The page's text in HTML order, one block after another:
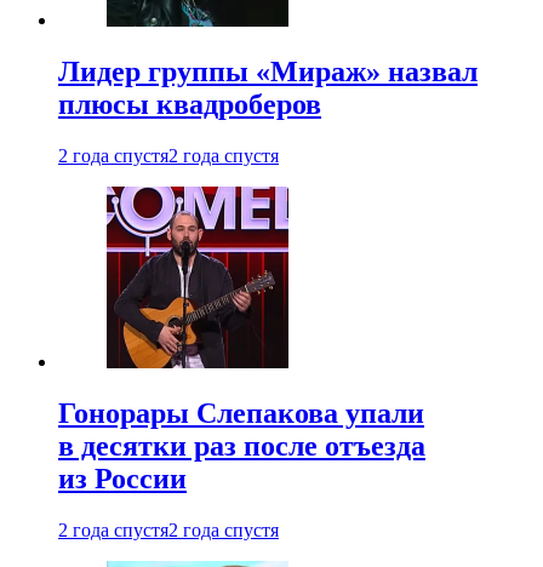
Лидер группы «Мираж» назвал
плюсы квадроберов
2 года спустя2 года спустя
Гонорары Слепакова упали
в десятки раз после отъезда
из России
2 года спустя2 года спустя